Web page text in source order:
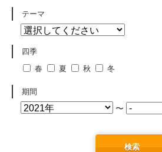
テーマ
四季
春
夏 秋 冬
期間
〜
検索